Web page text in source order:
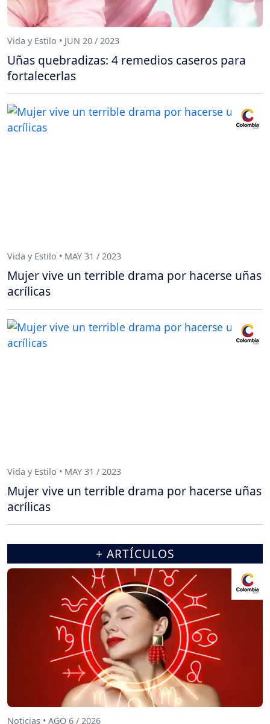
Vida y Estilo • JUN 20 / 2023
Uñas quebradizas: 4 remedios caseros para
fortalecerlas
Vida y Estilo • MAY 31 / 2023
Mujer vive un terrible drama por hacerse uñas
acrílicas
Vida y Estilo • MAY 31 / 2023
Mujer vive un terrible drama por hacerse uñas
acrílicas
+ ARTÍCULOS
Noticias • AGO 6 / 2026